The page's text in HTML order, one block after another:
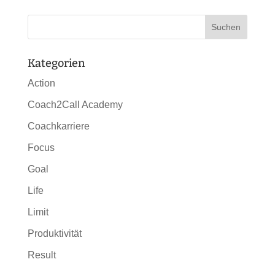
Kategorien
Action
Coach2Call Academy
Coachkarriere
Focus
Goal
Life
Limit
Produktivität
Result